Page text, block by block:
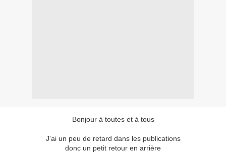
Bonjour à toutes et à tous
J'ai un peu de retard dans les publications
donc un petit retour en arrière